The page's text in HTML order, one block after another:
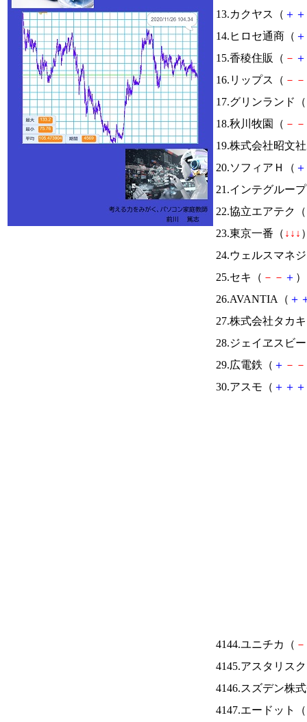
13.カクヤス（ ＋ ＋
14.ヒロセ通商（ ＋
15.香稜住販（ － ＋
16.リップス（ － －
17.グリンランド（
18.秋川牧園（ － －
19.株式会社昭文
20.ソフィアＨ（ ＋
21.インテグルー
22.協立エアテク（
23.東京一番（ ↓ ↓ ↓
24.ウェルスマネ
25.セキ（ － － ＋
26.AVANTIA（ ＋
27.株式会社タカ
28.ジェイヱスビ
29.広電鉄（ ＋ － －
30.アスモ（ ＋ ＋ ＋
4144.ユニチカ（ －
4145.アスタリス
4146.スズデン株
4147.エードット（